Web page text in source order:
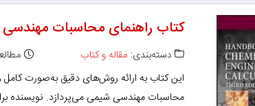
کتاب راهنمای محاسبات
دسته‌بندی: مقاله و کتاب
این کتاب به ارائه روش‌های دقیق به‌صورت کامل
محاسبات مهندسی شیمی می‌پردازد. نویسنده